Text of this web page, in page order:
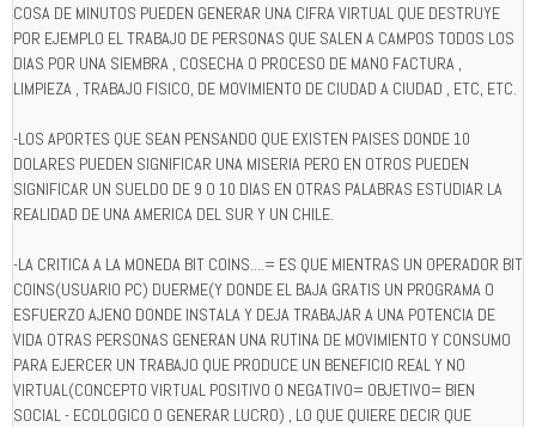
COSA DE MINUTOS PUEDEN GENERAR UNA CIFRA VIRTUAL QUE DESTRUYE
POR EJEMPLO EL TRABAJO DE PERSONAS QUE SALEN A CAMPOS TODOS LOS
DIAS POR UNA SIEMBRA , COSECHA O PROCESO DE MANO FACTURA ,
LIMPIEZA , TRABAJO FISICO, DE MOVIMIENTO DE CIUDAD A CIUDAD , ETC, ETC.
-LOS APORTES QUE SEAN PENSANDO QUE EXISTEN PAISES DONDE 10
DOLARES PUEDEN SIGNIFICAR UNA MISERIA PERO EN OTROS PUEDEN
SIGNIFICAR UN SUELDO DE 9 O 10 DIAS EN OTRAS PALABRAS ESTUDIAR LA
REALIDAD DE UNA AMERICA DEL SUR Y UN CHILE.
-LA CRITICA A LA MONEDA BIT COINS....= ES QUE MIENTRAS UN OPERADOR BIT
COINS(USUARIO PC) DUERME(Y DONDE EL BAJA GRATIS UN PROGRAMA O
ESFUERZO AJENO DONDE INSTALA Y DEJA TRABAJAR A UNA POTENCIA DE
VIDA OTRAS PERSONAS GENERAN UNA RUTINA DE MOVIMIENTO Y CONSUMO
PARA EJERCER UN TRABAJO QUE PRODUCE UN BENEFICIO REAL Y NO
VIRTUAL(CONCEPTO VIRTUAL POSITIVO O NEGATIVO= OBJETIVO= BIEN
SOCIAL - ECOLOGICO O GENERAR LUCRO) , LO QUE QUIERE DECIR QUE